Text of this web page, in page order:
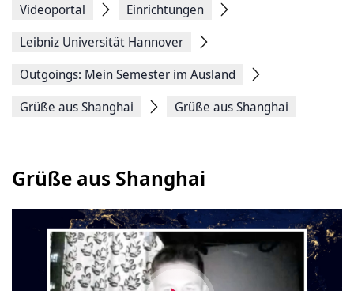
Seite
Videoportal
Einrichtungen
Leibniz Universität Hannover
Outgoings: Mein Semester im Ausland
Grüße aus Shanghai
Grüße aus Shanghai
Grüße aus Shanghai